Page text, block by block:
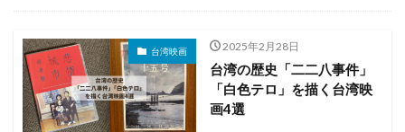
台湾映画 2025年2月28日
台湾の歴史「二二八事件」
「白色テロ」を描く台湾映
画4選